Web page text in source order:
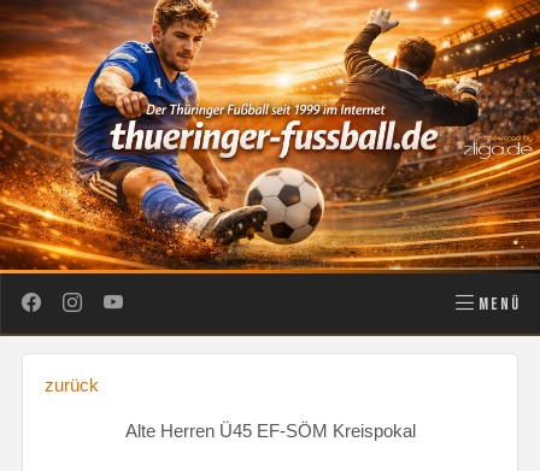
MENÜ
zurück
Alte Herren Ü45 EF-SÖM Kreispokal